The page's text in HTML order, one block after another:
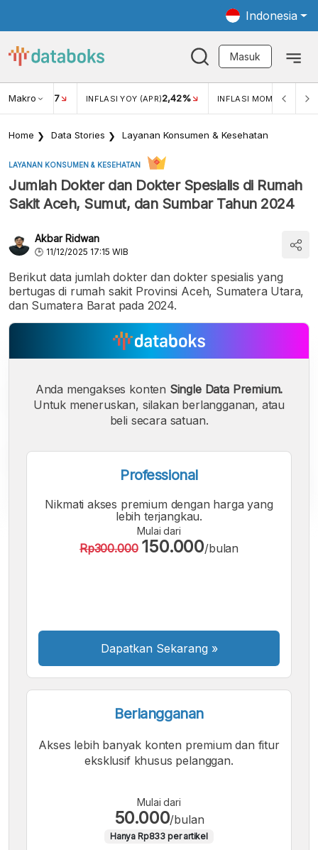
Indonesia
Masuk
Makro
USD/IDR 17 INFLASI YOY (APR)2,42% INFLASI MOM (MAR)
Home Data Stories Layanan Konsumen & Kesehatan
LAYANAN KONSUMEN & KESEHATAN
Jumlah Dokter dan Dokter Spesialis di Rumah
Sakit Aceh, Sumut, dan Sumbar Tahun 2024
Akbar Ridwan
11/12/2025 17:15 WIB
Berikut data jumlah dokter dan dokter spesialis yang
bertugas di rumah sakit Provinsi Aceh, Sumatera Utara,
dan Sumatera Barat pada 2024.
Font
A
Font
A
Font
Anda mengakses konten Single Data Premium.
Untuk meneruskan, silakan berlangganan, atau
beli secara satuan.
Professional
Nikmati akses premium dengan harga yang
lebih terjangkau.
Mulai dari
Rp300.000 150.000/bulan
Dapatkan Sekarang »
Berlangganan
Akses lebih banyak konten premium dan fitur
eksklusif khusus pelanggan.
Mulai dari
50.000/bulan
Hanya Rp833 per artikel